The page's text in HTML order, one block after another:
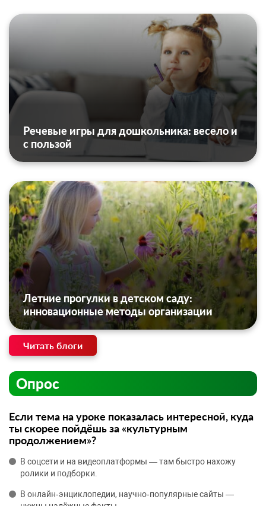
Речевые игры для дошкольника: весело и
с пользой
Летние прогулки в детском саду:
инновационные методы организации
Читать блоги
Опрос
Если тема на уроке показалась интересной, куда
ты скорее пойдёшь за «культурным
продолжением»?
В соцсети и на видеоплатформы — там быстро нахожу
ролики и подборки.
В онлайн‑энциклопедии, научно‑популярные сайты —